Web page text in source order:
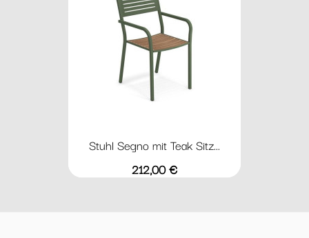
Stuhl Segno mit Teak Sitz...
Preis
212,00 €